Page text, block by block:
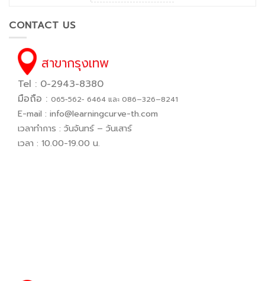
CONTACT US
สาขากรุงเทพ
Tel : 0-2943-8380
มือถือ : 065−562− 6464 และ 086–326–8241
E-mail : info@learningcurve-th.com
เวลาทำการ : วันจันทร์ – วันเสาร์
เวลา : 10.00-19.00 น.